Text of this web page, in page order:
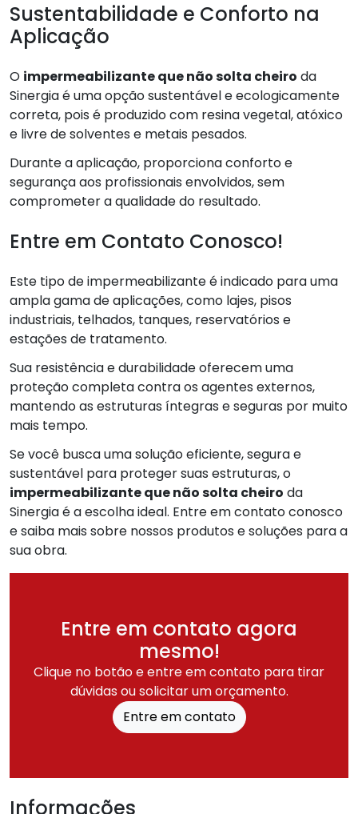
Sustentabilidade e Conforto na
Aplicação
O impermeabilizante que não solta cheiro da
Sinergia é uma opção sustentável e ecologicamente
correta, pois é produzido com resina vegetal, atóxico
e livre de solventes e metais pesados.
Durante a aplicação, proporciona conforto e
segurança aos profissionais envolvidos, sem
comprometer a qualidade do resultado.
Entre em Contato Conosco!
Este tipo de impermeabilizante é indicado para uma
ampla gama de aplicações, como lajes, pisos
industriais, telhados, tanques, reservatórios e
estações de tratamento.
Sua resistência e durabilidade oferecem uma
proteção completa contra os agentes externos,
mantendo as estruturas íntegras e seguras por muito
mais tempo.
Se você busca uma solução eficiente, segura e
sustentável para proteger suas estruturas, o
impermeabilizante que não solta cheiro da
Sinergia é a escolha ideal. Entre em contato conosco
e saiba mais sobre nossos produtos e soluções para a
sua obra.
Entre em contato agora
mesmo!
Clique no botão e entre em contato para tirar
dúvidas ou solicitar um orçamento.
Entre em contato
Informações